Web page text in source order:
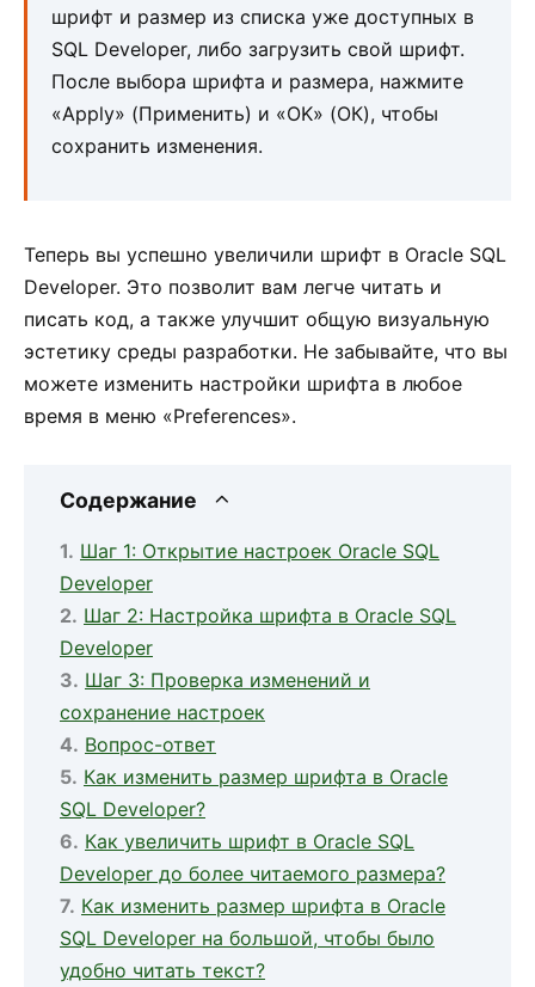
шрифт и размер из списка уже доступных в
SQL Developer, либо загрузить свой шрифт.
После выбора шрифта и размера, нажмите
«Apply» (Применить) и «OK» (ОК), чтобы
сохранить изменения.
Теперь вы успешно увеличили шрифт в Oracle SQL
Developer. Это позволит вам легче читать и
писать код, а также улучшит общую визуальную
эстетику среды разработки. Не забывайте, что вы
можете изменить настройки шрифта в любое
время в меню «Preferences».
Содержание
Шаг 1: Открытие настроек Oracle SQL
Developer
Шаг 2: Настройка шрифта в Oracle SQL
Developer
Шаг 3: Проверка изменений и
сохранение настроек
Вопрос-ответ
Как изменить размер шрифта в Oracle
SQL Developer?
Как увеличить шрифт в Oracle SQL
Developer до более читаемого размера?
Как изменить размер шрифта в Oracle
SQL Developer на большой, чтобы было
удобно читать текст?